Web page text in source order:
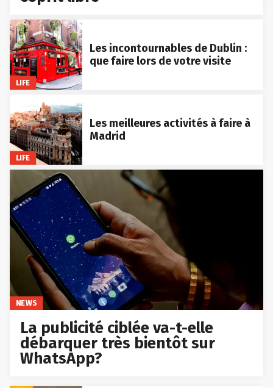
LIFE
Les incontournables de Dublin :
que faire lors de votre visite
LIFE
Les meilleures activités à faire à
Madrid
NEWS
La publicité ciblée va-t-elle
débarquer très bientôt sur
WhatsApp?